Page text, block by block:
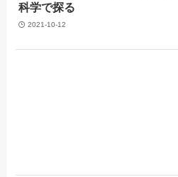
科学で探る
2021-10-12